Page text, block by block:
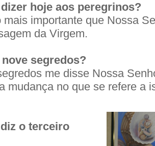
hoje aos peregrinos?
mais importante que Nossa
da Virgem.
segredos?
me disse Nossa
mudança no que se refere a
o terceiro